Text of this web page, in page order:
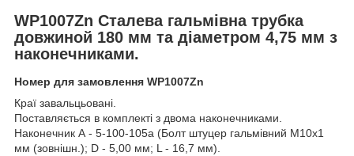
WP1007Zn Сталева гальмівна трубка
довжиной 180 мм та діаметром 4,75 мм з
наконечниками.
Номер для замовлення WP1007Zn
Краї завальцьовані.
Поставляється в комплекті з двома наконечниками.
Наконечник А - 5-100-105а (Болт штуцер гальмівний М10х1
мм (зовнішн.); D - 5,00 мм; L - 16,7 мм).